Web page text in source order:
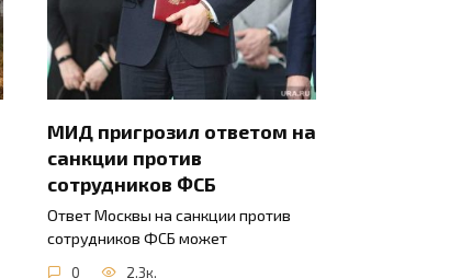
МИД пригрозил ответом на
санкции против
сотрудников ФСБ
Ответ Москвы на санкции против
сотрудников ФСБ может
0 2.3к.